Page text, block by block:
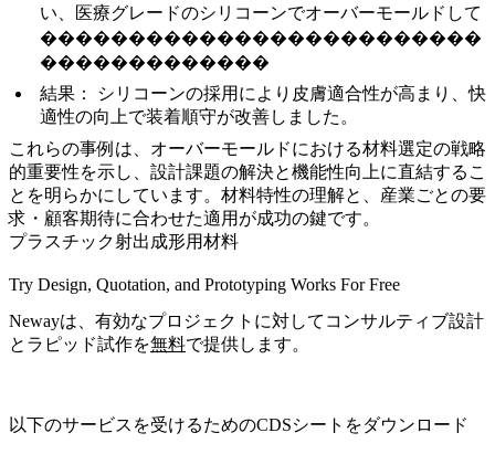
い、医療グレードのシリコーンでオーバーモールドして
�������������������������
�������������
結果：
シリコーンの採用により皮膚適合性が高まり、快
適性の向上で装着順守が改善しました。
これらの事例は、オーバーモールドにおける材料選定の戦略
的重要性を示し、設計課題の解決と機能性向上に直結するこ
とを明らかにしています。材料特性の理解と、産業ごとの要
求・顧客期待に合わせた適用が成功の鍵です。
プラスチック射出成形用材料
Try Design, Quotation, and Prototyping Works For Free
Newayは、有効なプロジェクトに対してコンサルティブ設計
とラピッド試作を無料で提供します。
以下のサービスを受けるためのCDSシートをダウンロード